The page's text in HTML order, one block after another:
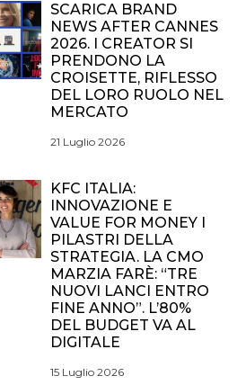
SCARICA BRAND
NEWS AFTER CANNES
2026. I CREATOR SI
PRENDONO LA
CROISETTE, RIFLESSO
DEL LORO RUOLO NEL
MERCATO
21 Luglio 2026
KFC ITALIA:
INNOVAZIONE E
VALUE FOR MONEY I
PILASTRI DELLA
STRATEGIA. LA CMO
MARZIA FARÈ: “TRE
NUOVI LANCI ENTRO
FINE ANNO”. L’80%
DEL BUDGET VA AL
DIGITALE
15 Luglio 2026